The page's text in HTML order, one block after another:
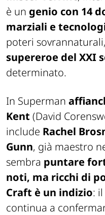
è un genio con 14
marziali e
poteri
supereroe del XXI
determinato.
In Superman
Kent (David
include Rachel
Gunn, già maestro
sembra puntare
noti, ma ricchi di
Craft è un indizio:
continua a